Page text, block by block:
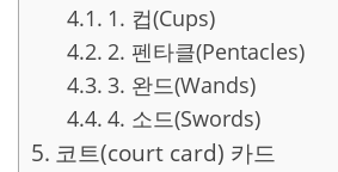
1. 컵(Cups)
2. 펜타클(Pentacles)
3. 완드(Wands)
4. 소드(Swords)
코트(court card) 카드